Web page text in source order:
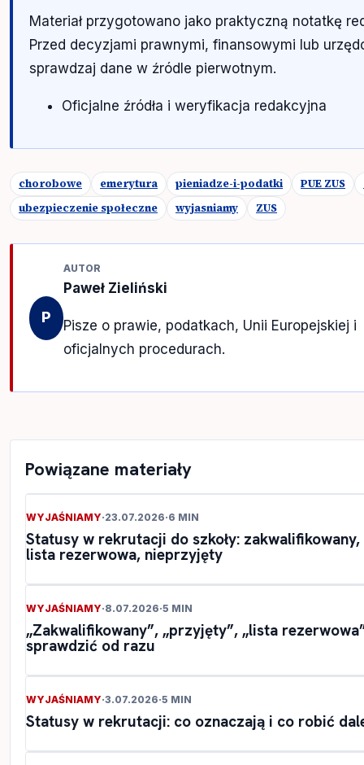
Materiał przygotowano jako praktyczną notatkę
Przed decyzjami prawnymi, finansowymi lub
sprawdzaj dane w źródle pierwotnym.
Oficjalne źródła i weryfikacja redakcyjna
chorobowe emerytura pieniadze-i-podatki PUE ZUS
ubezpieczenie społeczne
wyjasniamy ZUS
P
AUTOR
Paweł Zieliński
Pisze o prawie, podatkach, Unii Europejskiej i
oficjalnych procedurach.
Powiązane materiały
WYJAŚNIAMY·23.07.2026·6 MIN
Statusy w rekrutacji do szkoły:
lista rezerwowa, nieprzyjęty
WYJAŚNIAMY·8.07.2026·5 MIN
„Zakwalifikowany”, „przyjęty”, „lista
sprawdzić od razu
WYJAŚNIAMY·3.07.2026·5 MIN
Statusy w rekrutacji: co oznaczają i co robić